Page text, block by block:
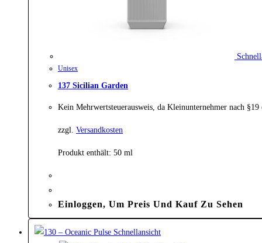
Unisex
137 Sicilian Garden
Kein Mehrwertsteuerausweis, da Kleinunternehmer nach
zzgl. Versandkosten
Produkt enthält: 50 ml
Einloggen, Um Preis Und Kauf Zu Sehen
Schnellansicht